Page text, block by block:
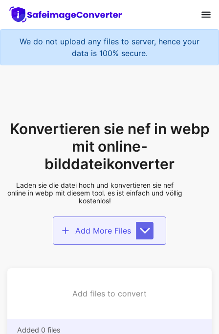
We do not upload any files to server, hence your
data is 100% secure.
bilddateikonverter
Laden sie die datei hoch und konvertieren sie nef
online in webp mit diesem tool. es ist einfach und völlig
kostenlos!
Add More Files